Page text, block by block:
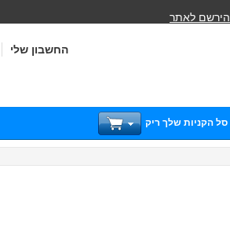
החשבון שלי
הירשם לאתר
סל הקניות שלך ריק